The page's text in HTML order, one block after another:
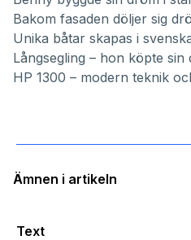
Bakom fasaden döljer sig
Unika båtar skapas i
Långsegling – hon köpte
HP 1300 – modern teknik
Ämnen i artikeln
Text